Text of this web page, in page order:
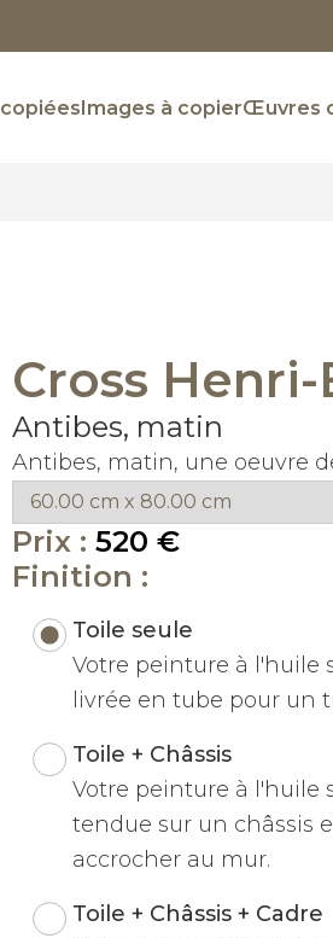
Images à copierŒuvres
Cross
Antibes, matin
Antibes, matin, une oeuvre
Prix : 520 €
Finition :
Toile seule
Votre peinture à l'huile
livrée en tube pour un
Toile + Châssis
Votre peinture à l'huile
tendue sur un châssis
accrocher au mur.
Toile + Châssis + Cadre